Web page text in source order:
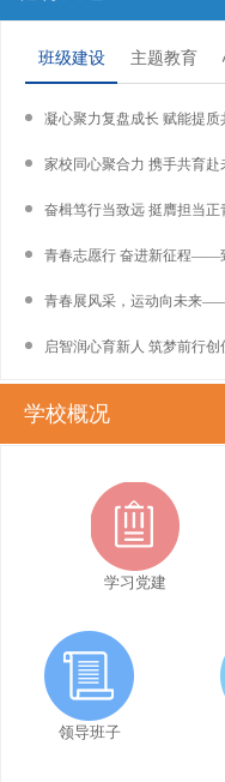
聚焦心灵健康成长 打造优质心
团徽闪耀映初心 青春逐梦启新
团员入团仪式
班级建设 主题教育
学校概况
学习党建
领导班子